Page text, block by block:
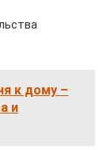
к дому –
и